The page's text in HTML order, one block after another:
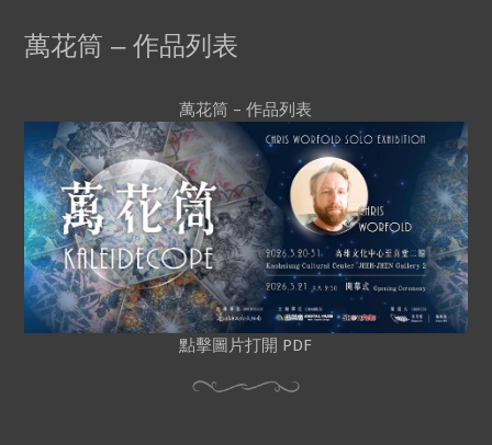
萬花筒 – 作品列表
萬花筒 – 作品列表
點擊圖片打開 PDF